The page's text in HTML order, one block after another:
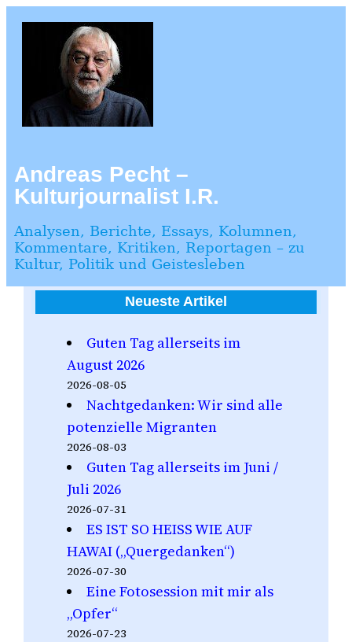
springen
Andreas Pecht –
Kulturjournalist I.R.
Analysen, Berichte, Essays, Kolumnen,
Kommentare, Kritiken, Reportagen – zu
Kultur, Politik und Geistesleben
Neueste Artikel
Guten Tag allerseits im
August 2026
2026-08-05
Nachtgedanken: Wir sind alle
potenzielle Migranten
2026-08-03
Guten Tag allerseits im Juni /
Juli 2026
2026-07-31
ES IST SO HEISS WIE AUF
HAWAI („Quergedanken“)
2026-07-30
Eine Fotosession mit mir als
„Opfer“
2026-07-23